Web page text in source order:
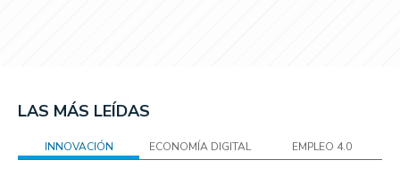
LAS MÁS LEÍDAS
INNOVACIÓN ECONOMÍA DIGITAL EMPLEO 4.0